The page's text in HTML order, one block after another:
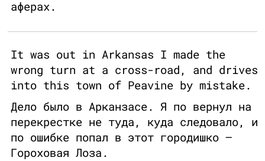
аферах.
It was out in Arkansas I made the
wrong turn at a cross-road, and drives
into this town of Peavine by mistake.
Дело было в Арканзасе. Я по вернул на
перекрестке не туда, куда следовало, и
по ошибке попал в этот городишко —
Гороховая Лоза.